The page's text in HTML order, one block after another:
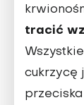
tracić
cukrzycę